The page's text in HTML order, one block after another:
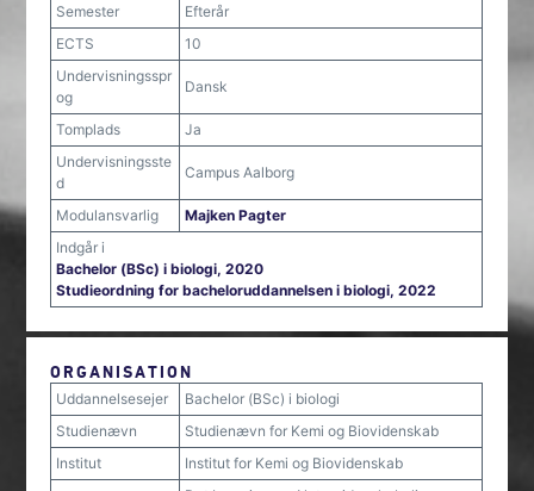
Semester
Efterår
ECTS
10
Undervisningsspr
og
Dansk
Tomplads
Ja
Undervisningsste
d
Campus Aalborg
Modulansvarlig
Majken Pagter
Indgår i
Bachelor (BSc) i biologi, 2020
Studieordning for bacheloruddannelsen i biologi, 2022
ORGANISATION
Uddannelsesejer
Bachelor (BSc) i biologi
Studienævn
Studienævn for Kemi og Biovidenskab
Institut
Institut for Kemi og Biovidenskab